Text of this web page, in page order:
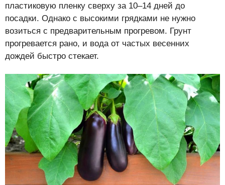
пластиковую пленку сверху за 10–14 дней до
посадки. Однако с высокими грядками не нужно
возиться с предварительным прогревом. Грунт
прогревается рано, и вода от частых весенних
дождей быстро стекает.